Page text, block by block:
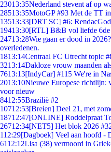
23013:35Nederland stevent af op
28513:35MotoGP #93 Met de TT
13513:33[DRT SC] #6:
19413:30[RTL] B&B vol liefde 6de
24713:28Wie gaan er dood in
overledenen.
1813:14Centraal FC Utrecht topic
3213:14Dakloze vrouw maanden
7613:13[IndyCar] #115 We're in
2013:10Nieuwe Europese richtlijn:
voor nieuw
8412:55Brazilië #2
10712:53[Breien] Deel 21, met
18712:47[ONLINE] Roddelpraat
26712:34[NET5] Het blok 2026
112:29[Dagboek] Veel aan hoofd -
6112:12Lisa (38) vermoord in